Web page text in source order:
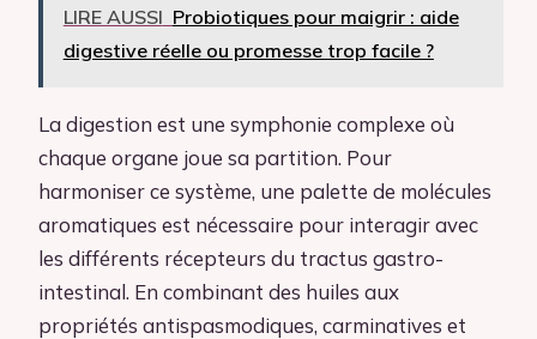
LIRE AUSSI Probiotiques pour maigrir : aide
digestive réelle ou promesse trop facile ?
La digestion est une symphonie complexe où
chaque organe joue sa partition. Pour
harmoniser ce système, une palette de molécules
aromatiques est nécessaire pour interagir avec
les différents récepteurs du tractus gastro-
intestinal. En combinant des huiles aux
propriétés antispasmodiques, carminatives et